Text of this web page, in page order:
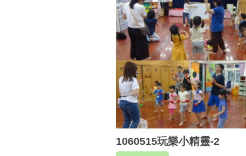
1060515玩樂小精靈-2